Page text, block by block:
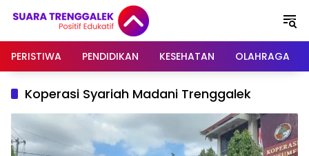
PERISTIWA
PENDIDIKAN KESEHATAN OLAHRAGA
Koperasi Syariah Madani Trenggalek